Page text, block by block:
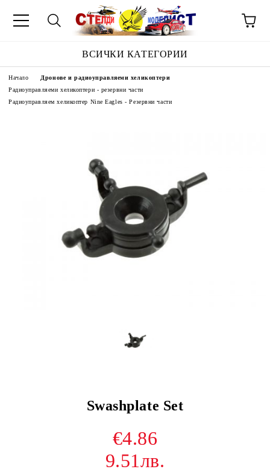
ВСИЧКИ КАТЕГОРИИ
Начало
Дронове и радиоуправляеми хеликоптери
Радиоуправляеми хеликоптери - резервни части
Радиоуправляем хеликоптер Nine Eagles - Резервни части
Swashplate Set
€4.86
9.51лв.